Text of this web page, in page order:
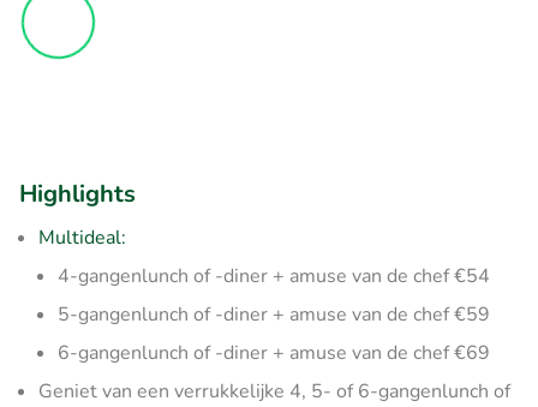
Highlights
Multideal:
4-gangenlunch of -diner + amuse van de chef €54
5-gangenlunch of -diner + amuse van de chef €59
6-gangenlunch of -diner + amuse van de chef €69
Geniet van een verrukkelijke 4, 5- of 6-gangenlunch of